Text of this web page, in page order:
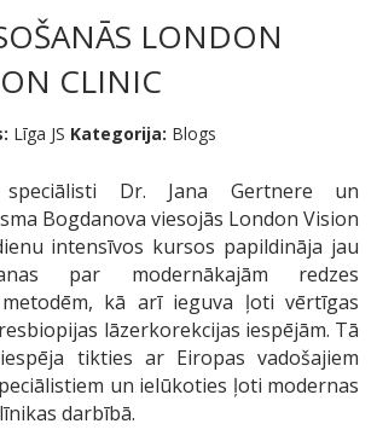
LONDON
CLINIC
Līga JS Kategorija: Blogs
Dr. Jana Gertnere un
Bogdanova viesojās London Vision
intensīvos kursos papildināja jau
par modernākajām redzes
metodēm, kā arī ieguva ļoti vērtīgas
lāzerkorekcijas iespējām. Tā
tikties ar Eiropas vadošajiem
un ielūkoties ļoti modernas
darbībā.